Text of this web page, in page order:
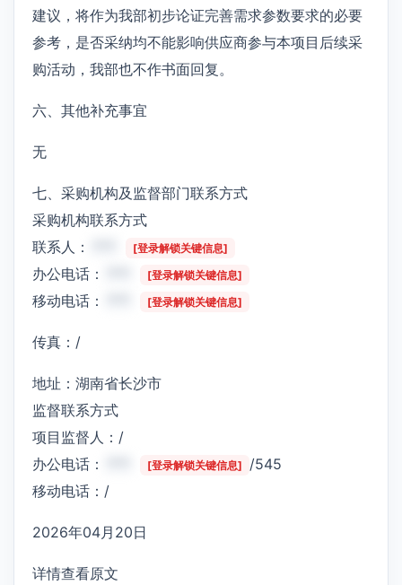
建议，将作为我部初步论证完善需求参数要求的必要
参考，是否采纳均不能影响供应商参与本项目后续采
购活动，我部也不作书面回复。
六、其他补充事宜
无
七、采购机构及监督部门联系方式
采购机构联系方式
联系人：
[登录解锁关键信息]
办公电话： [登录解锁关键信息]
移动电话： [登录解锁关键信息]
传真：/
地址：湖南省长沙市
监督联系方式
项目监督人：/
办公电话：
[登录解锁关键信息]
/545
移动电话：/
2026年04月20日
详情查看原文